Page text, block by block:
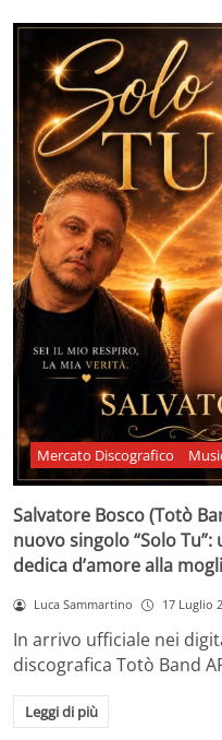
Mercato Discografico
Salvatore Bosco (Totò
nuovo singolo “Solo
dedica d’amore alla
Luca Sammartino 17 Luglio
In arrivo ufficiale nei
discografica Totò Band
Leggi di più